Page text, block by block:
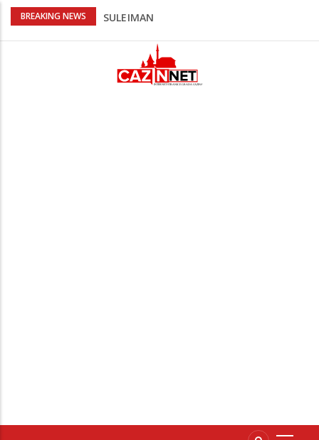
BREAKING NEWS
Kafa, umjetnost i Alajbegović: Juventus
Poznat termin dženaze NADAREVIĆ
Na Ahiret preselila SAMARDŽIĆ (rođ.